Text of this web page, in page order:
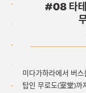
#08 타테
미다가하라에서 버
탑인 무로도(室堂)까